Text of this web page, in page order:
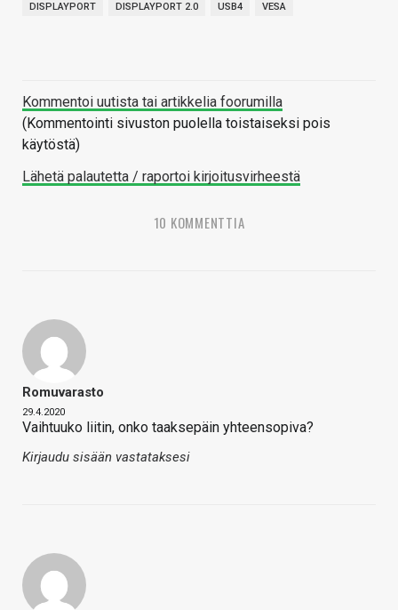
DISPLAYPORT DISPLAYPORT 2.0 USB4 VESA
Kommentoi uutista tai artikkelia foorumilla
(Kommentointi sivuston puolella toistaiseksi pois
käytöstä)
Lähetä palautetta / raportoi kirjoitusvirheestä
10 KOMMENTTIA
Romuvarasto
29.4.2020
Vaihtuuko liitin, onko taaksepäin yhteensopiva?
Kirjaudu sisään vastataksesi